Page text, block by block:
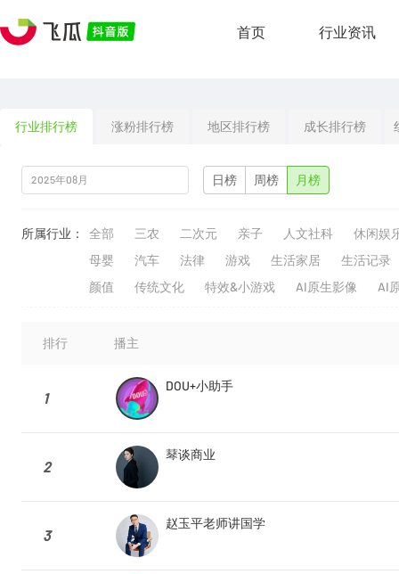
首页 行业资讯
行业排行榜 涨粉排行榜 地区排行榜 成长排行榜
日榜 周榜 月榜
所属行业： 全部 三农 二次元 亲子 人文社科
休闲娱
母婴
汽车 法律 游戏 生活家居
生活记录
颜值
传统文化 特效&小游戏 AI原生影像 AI
排行 播主
1
DOU+小助手
2
䔷谈商业
3
赵玉平老师讲国学